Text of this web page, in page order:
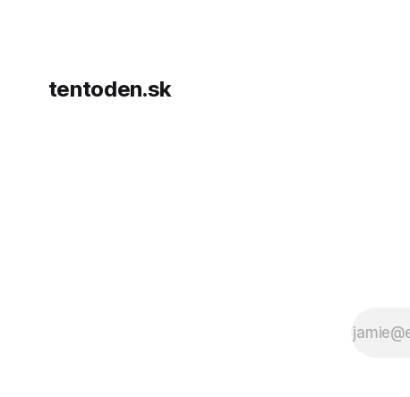
tentoden.sk